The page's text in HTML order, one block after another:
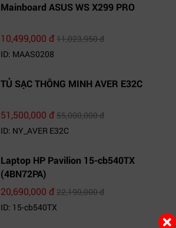
Mainboard ASUS WS X299 PRO
10,499,000 đ11,023,950 đ
ID: MAAS0208
TỦ SẠC THÔNG MINH AVER E32C
51,500,000 đ55,000,000 đ
ID: NY_AVER E32C
Laptop HP Pavilion 15-cb540TX
(4BN72PA)
20,690,000 đ22,190,000 đ
ID: 15-cb540TX